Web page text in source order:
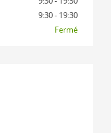
9:30 - 19:30
Fermé